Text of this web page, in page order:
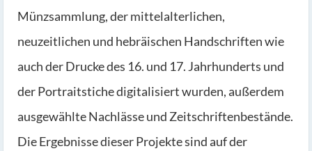
Münzsammlung, der mittelalterlichen,
neuzeitlichen und hebräischen Handschriften wie
auch der Drucke des 16. und 17. Jahrhunderts und
der Portraitstiche digitalisiert wurden, außerdem
ausgewählte Nachlässe und Zeitschriftenbestände.
Die Ergebnisse dieser Projekte sind auf der